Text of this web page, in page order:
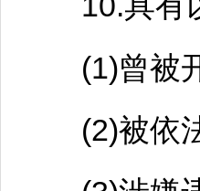
(1)曾被开
(2)被依法